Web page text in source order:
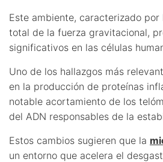
Este ambiente, caracterizado por
total de la fuerza gravitacional,
significativos en las células
Uno de los hallazgos más
en la producción de proteínas
notable acortamiento de los
del ADN responsables de la
Estos cambios sugieren que la
un entorno que acelera el